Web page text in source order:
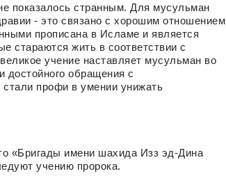
показалось странным. Для мусульман
- это связано с хорошим отношением
прописана в Исламе и является
стараются жить в соответствии с
учение наставляет мусульман во
достойного обращения с
профи в умении унижать
«Бригады имени шахида Изз эд-Дина
учению пророка.